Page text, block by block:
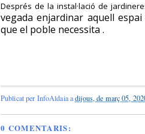
Després de la instal·lació de
vegada enjardinar aquell
que el poble necessita .
Publicat per InfoAldaiaadijous, de març 05,
0 COMENTARIS: